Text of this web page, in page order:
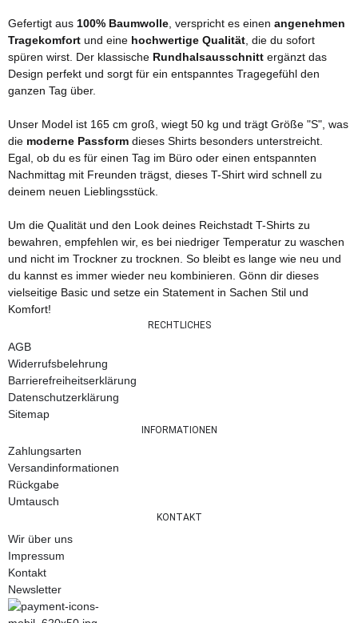
Gefertigt aus 100% Baumwolle , verspricht es einen angenehmen
Tragekomfort und eine hochwertige Qualität , die du sofort
spüren wirst. Der klassische Rundhalsausschnitt ergänzt das
Design perfekt und sorgt für ein entspanntes Tragegefühl den
ganzen Tag über.
Unser Model ist 165 cm groß, wiegt 50 kg und trägt Größe "S", was
die moderne Passform dieses Shirts besonders unterstreicht.
Egal, ob du es für einen Tag im Büro oder einen entspannten
Nachmittag mit Freunden trägst, dieses T-Shirt wird schnell zu
deinem neuen Lieblingsstück.
Um die Qualität und den Look deines Reichstadt T-Shirts zu
bewahren, empfehlen wir, es bei niedriger Temperatur zu waschen
und nicht im Trockner zu trocknen. So bleibt es lange wie neu und
du kannst es immer wieder neu kombinieren. Gönn dir dieses
vielseitige Basic und setze ein Statement in Sachen Stil und
Komfort!
RECHTLICHES
AGB
Widerrufsbelehrung
Barrierefreiheitserklärung
Datenschutzerklärung
Sitemap
INFORMATIONEN
Zahlungsarten
Versandinformationen
Rückgabe
Umtausch
KONTAKT
Wir über uns
Impressum
Kontakt
Newsletter